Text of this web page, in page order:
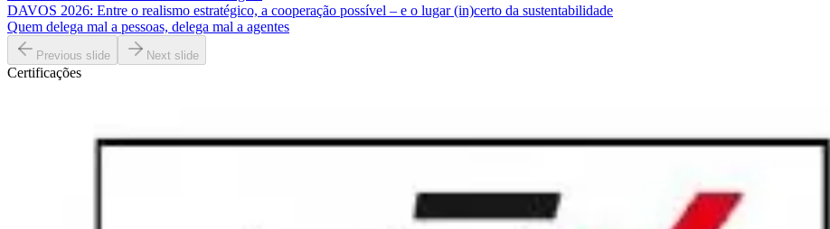
DAVOS 2026: Entre o realismo estratégico, a cooperação possível – e o lugar (in)certo da sustentabilidade
Quem delega mal a pessoas, delega mal a agentes
Previous slide Next slide
Certificações